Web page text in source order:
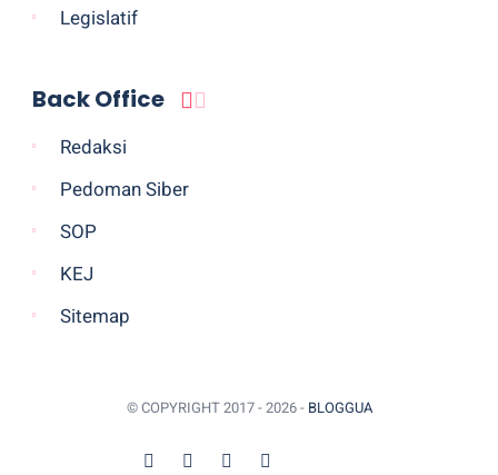
Legislatif
Back Office
Redaksi
Pedoman Siber
SOP
KEJ
Sitemap
© COPYRIGHT 2017 - 2026 - BLOGGUA